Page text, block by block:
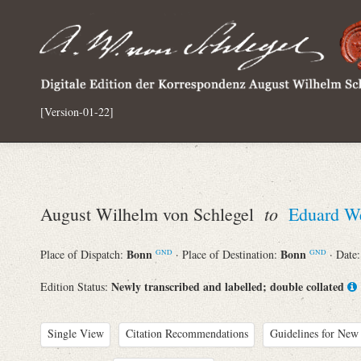
[Version-01-22]
August Wilhelm von Schlegel to Eduard
Place of Dispatch: Bonn GND · Place of Destination:Bonn GND · Date:
Edition Status: Newly transcribed and labelled; double collated
Single View Citation Recommendations Guidelines for